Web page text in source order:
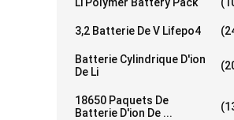
3,2 Batterie De V Lifepo4
Batterie Cylindrique D'ion
De Li
18650 Paquets De
Batterie D'ion De ...